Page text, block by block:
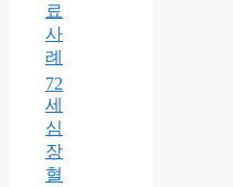
료
사
례
72
세
심
장
혈